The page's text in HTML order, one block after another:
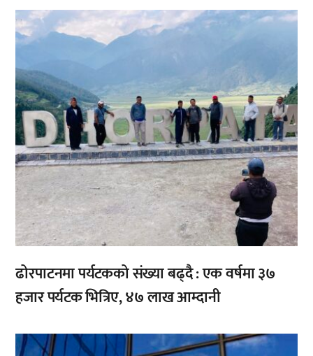
,,
ढोरपाटनमा पर्यटकको संख्या बढ्दै : एक वर्षमा ३७
हजार पर्यटक भित्रिए, ४७ लाख आम्दानी